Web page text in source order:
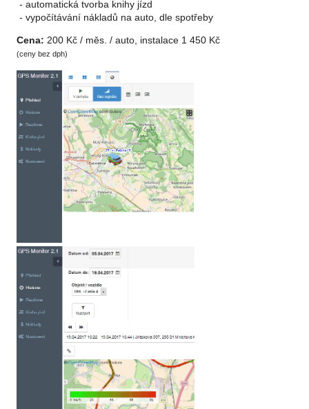
- automatická tvorba knihy jízd
- vypočítávání nákladů na auto, dle spotřeby
Cena: 200 Kč / měs. / auto, instalace 1 450 Kč
(ceny bez dph)